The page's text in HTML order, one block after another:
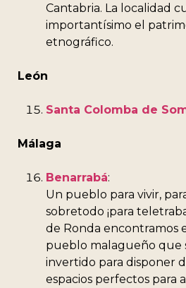
Cantabria. La localidad
importantísimo el
etnográfico.
León
Santa Colomba de
Málaga
Benarrabá:
Un pueblo para vivir,
sobretodo ¡para
de Ronda encontramos
pueblo malagueño que
invertido para disponer
espacios perfectos para